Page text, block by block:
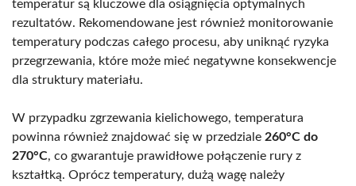
temperatur są kluczowe dla osiągnięcia optymalnych
rezultatów. Rekomendowane jest również monitorowanie
temperatury podczas całego procesu, aby uniknąć ryzyka
przegrzewania, które może mieć negatywne konsekwencje
dla struktury materiału.
W przypadku zgrzewania kielichowego, temperatura
powinna również znajdować się w przedziale 260°C do
270°C, co gwarantuje prawidłowe połączenie rury z
kształtką. Oprócz temperatury, dużą wagę należy